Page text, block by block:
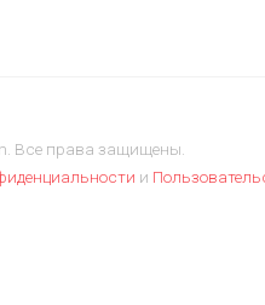
Все права защищены.
и